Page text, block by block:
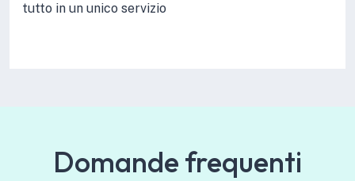
tutto in un unico servizio
Domande frequenti